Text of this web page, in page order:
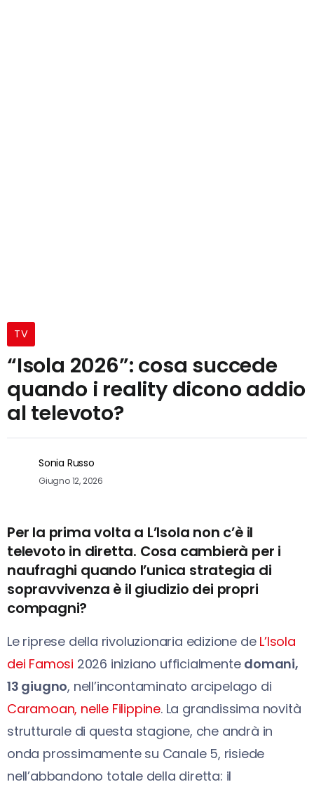
TV
“Isola 2026”: cosa succede
quando i reality dicono addio
al televoto?
Sonia Russo
Giugno 12, 2026
Per la prima volta a L’Isola non c’è il
televoto in diretta. Cosa cambierà per i
naufraghi quando l’unica strategia di
sopravvivenza è il giudizio dei propri
compagni?
Le riprese della rivoluzionaria edizione de L’Isola
dei Famosi 2026 iniziano ufficialmente domani,
13 giugno, nell’incontaminato arcipelago di
Caramoan, nelle Filippine. La grandissima novità
strutturale di questa stagione, che andrà in
onda prossimamente su Canale 5, risiede
nell’abbandono totale della diretta: il